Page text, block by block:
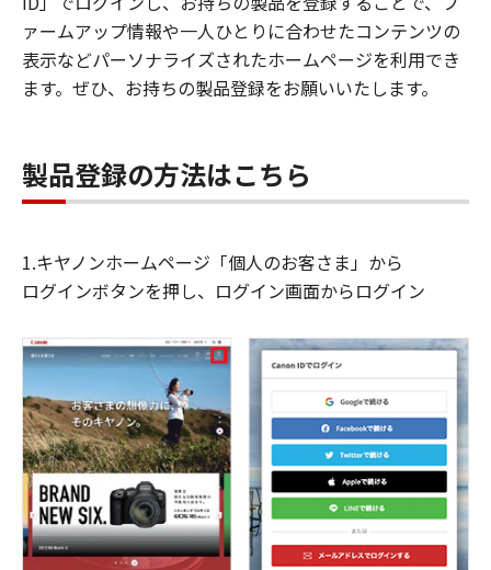
ァームアップ情報や一人ひとりに合わせたコンテンツの
表示などパーソナライズされたホームページを利用でき
ます。ぜひ、お持ちの製品登録をお願いいたします。
製品登録の方法はこちら
1.キヤノンホームページ「個人のお客さま」から
ログインボタンを押し、ログイン画面からログイン